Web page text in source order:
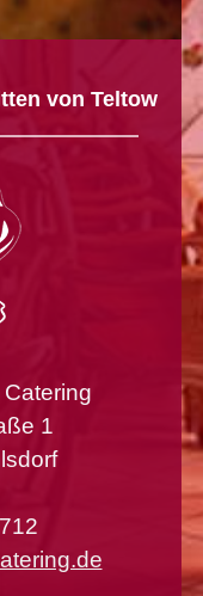
von Teltow
1